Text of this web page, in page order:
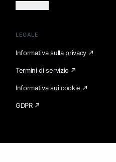
LEGALE
Informativa sulla privacy
Termini di servizio
Informativa sui cookie
GDPR